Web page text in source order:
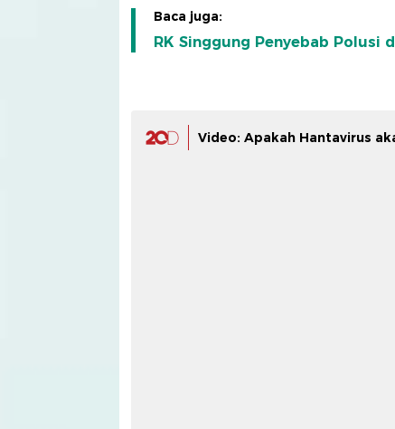
Baca juga:
RK Singgung Penyebab Polusi
Video: Apakah Hantavirus